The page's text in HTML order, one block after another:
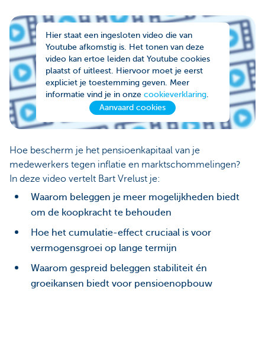
Hier staat een ingesloten video die van
Youtube afkomstig is. Het tonen van deze
video kan ertoe leiden dat Youtube cookies
plaatst of uitleest. Hiervoor moet je eerst
expliciet je toestemming geven. Meer
informatie vind je in onze cookieverklaring.
Aanvaard cookies
Hoe bescherm je het pensioenkapitaal van je
medewerkers tegen inflatie en marktschommelingen?
In deze video vertelt Bart Vrelust je:
Waarom beleggen je meer mogelijkheden biedt
om de koopkracht te behouden
Hoe het cumulatie-effect cruciaal is voor
vermogensgroei op lange termijn
Waarom gespreid beleggen stabiliteit én
groeikansen biedt voor pensioenopbouw